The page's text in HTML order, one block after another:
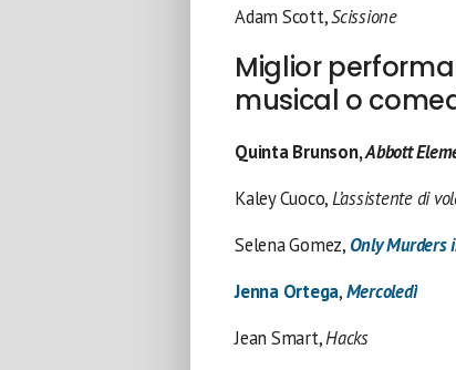
Adam Scott,Scissione
Miglior
musical o
Quinta Brunson,Abbott
Kaley Cuoco,L’assistente di
Selena Gomez, Only Murders
Jenna Ortega,Mercoledì
Jean Smart,Hacks